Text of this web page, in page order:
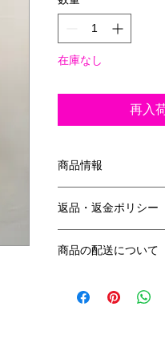
在庫なし
再入
商品情報
・ラージ：縦約
・持ち手：長さ 約
・持ち手： ポリエス
返品・返金ポリシー
ます。
・当方が商品の不良
当社が負担いたしま
商品の配送について